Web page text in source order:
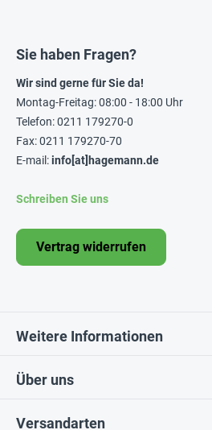
Über uns
Sie haben Fragen?
Wir sind gerne für Sie da!
Montag-Freitag: 08:00 - 18:00 Uhr
Telefon: 0211 179270-0
Fax: 0211 179270-70
E-mail:info[at]hagemann.de
Schreiben Sie uns
Vertrag widerrufen
Weitere Informationen
Versandarten